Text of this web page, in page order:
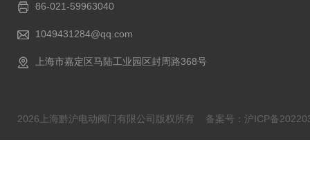
86-021-59963040
1049431284@qq.com
上海市嘉定区马陆工业园区封周路368号
2026上海黔沪电动阀门有限公司版权所有 备案号：沪ICP备